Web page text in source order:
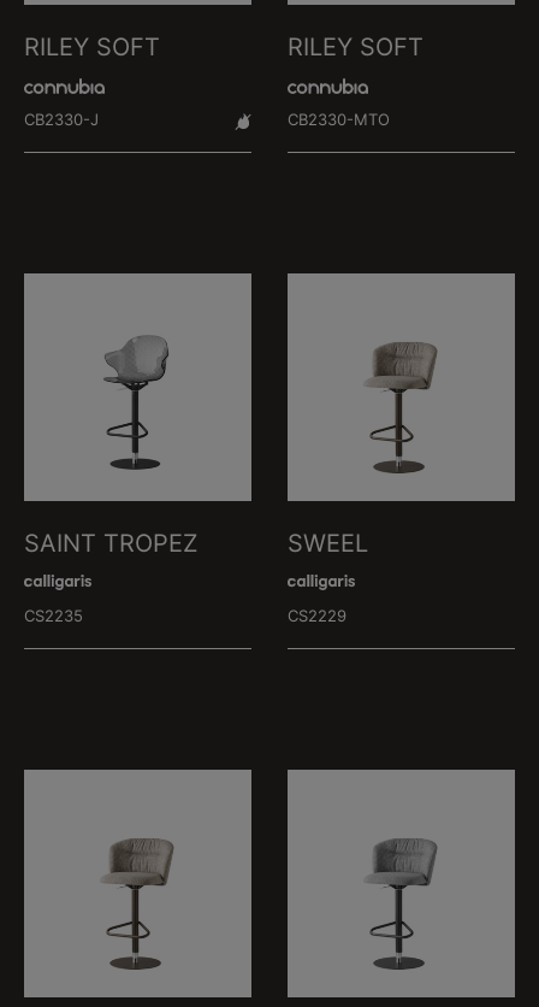
RILEY SOFT
CB2330-J
RILEY SOFT
CB2330-MTO
SAINT TROPEZ
CS2235
SWEEL
CS2229